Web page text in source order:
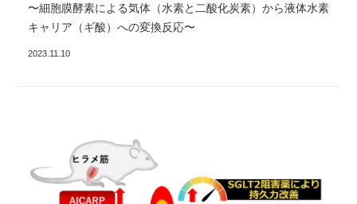
〜細胞膜酵素による気体（水素と二酸化炭素）から液体水素
キャリア（ギ酸）への変換反応〜
2023.11.10